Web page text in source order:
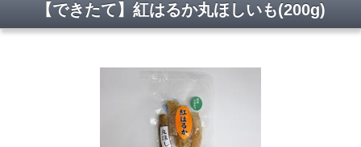
【できたて】紅はるか丸ほしいも(200g)